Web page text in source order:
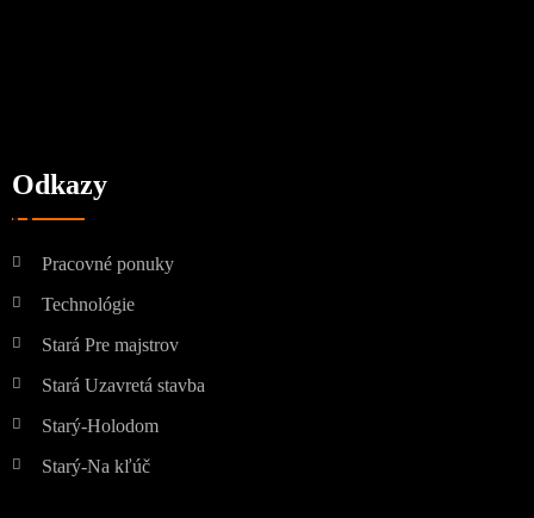
Odkazy
Pracovné ponuky
Technológie
Stará Pre majstrov
Stará Uzavretá stavba
Starý-Holodom
Starý-Na kľúč